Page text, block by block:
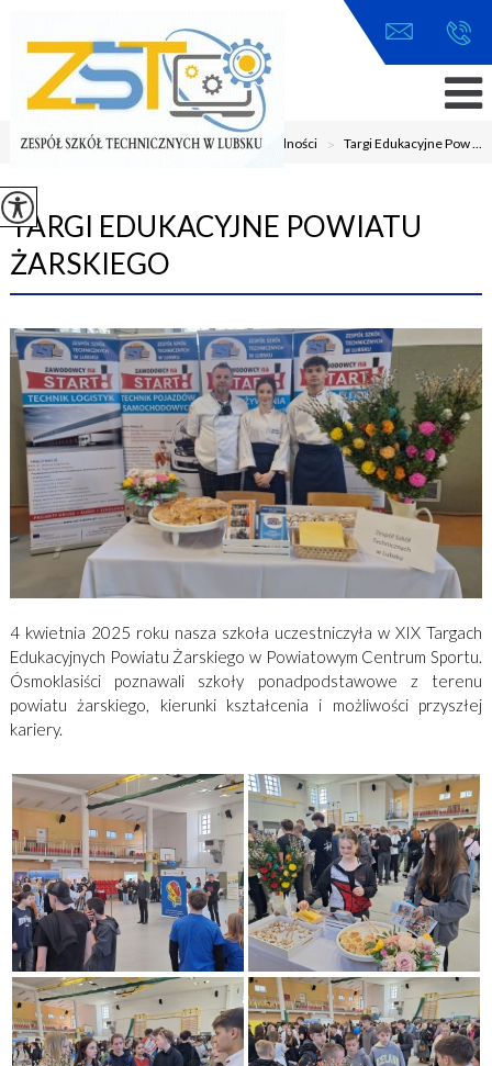
Jesteś tutaj:Home > Aktualności > Targi Edukacyjne Pow ...
TARGI EDUKACYJNE POWIATU
ŻARSKIEGO
4 kwietnia 2025 roku nasza szkoła uczestniczyła w XIX Targach
Edukacyjnych Powiatu Żarskiego w Powiatowym Centrum Sportu.
Ósmoklasiści poznawali szkoły ponadpodstawowe z terenu
powiatu żarskiego, kierunki kształcenia i możliwości przyszłej
kariery.